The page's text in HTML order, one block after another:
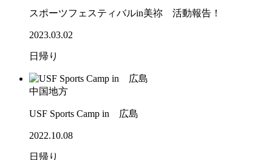
スポーツフェスティバルin美祢 活動報告！
2023.03.02
日帰り
中国地方
USF Sports Camp in 広島
2022.10.08
日帰り